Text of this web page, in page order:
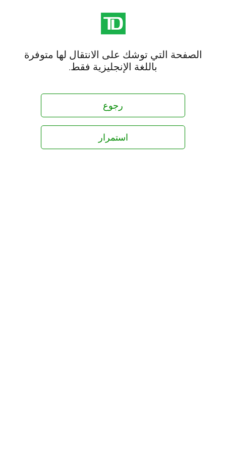
الصفحة التي توشك على الانتقال لها متوفرة
باللغة الإنجليزية فقط.
رجوع
استمرار